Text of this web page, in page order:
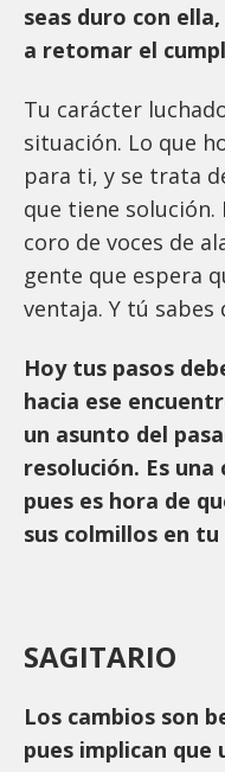
seas duro con
a retomar el
Tu carácter
situación. Lo que
para ti, y se trata
que tiene solución.
coro de voces de
gente que espera
ventaja. Y tú
Hoy tus pasos
hacia ese
un asunto del
resolución. Es
pues es hora de
sus colmillos en tu
SAGITARIO
Los cambios son
pues implican